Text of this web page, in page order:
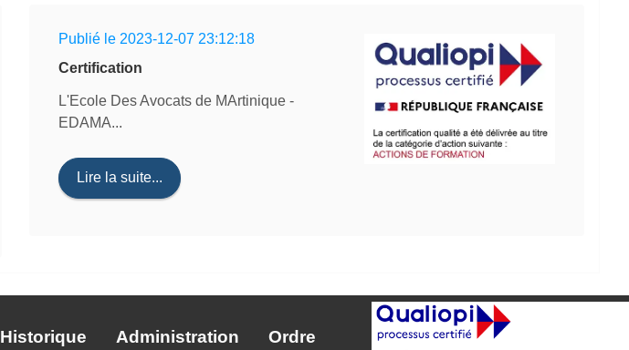
Publié le 2023-12-07 23:12:18
Certification
L'Ecole Des Avocats de MArtinique -
EDAMA...
Lire la suite...
Historique Administration Ordre